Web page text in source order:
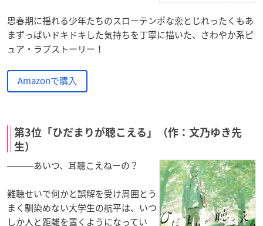
思春期に揺れる少年たちのスローテンポな恋とじれったくもあ
まずっぱいドキドキした気持ちを丁寧に描いた、さわやか系ピ
ュア・ラブストーリー！
Amazonで購入
第3位「ひだまりが聴こえる」（作：文乃ゆき先
生）
―――あいつ、耳聴こえねーの？
難聴せいで何かと誤解を受け周囲とう
まく馴染めない大学生の航平は、いつ
しか人と距離を置くようになってい